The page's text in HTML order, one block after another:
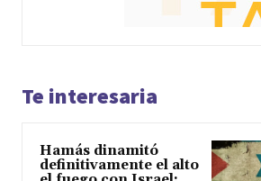
Te interesaria
Hamás dinamitó
definitivamente el alto